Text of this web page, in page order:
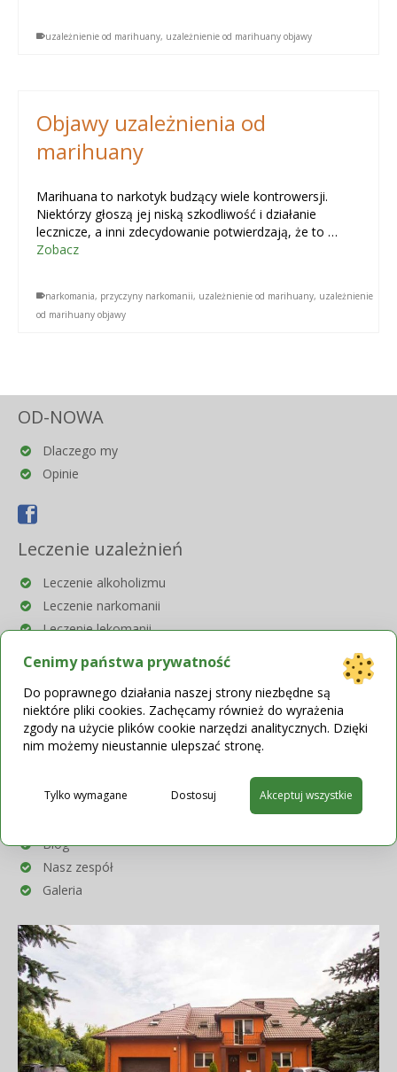
uzależnienie od marihuany, uzależnienie od marihuany objawy
Objawy uzależnienia od
marihuany
Marihuana to narkotyk budzący wiele kontrowersji.
Niektórzy głoszą jej niską szkodliwość i działanie
lecznicze, a inni zdecydowanie potwierdzają, że to …
Zobacz
narkomania, przyczyny narkomanii, uzależnienie od marihuany, uzależnienie
od marihuany objawy
OD-NOWA
Dlaczego my
Opinie
Leczenie uzależnień
Leczenie alkoholizmu
Leczenie narkomanii
Leczenie lekomanii
Leczenie na raty
Blog
Nasz zespół
Galeria
Cenimy państwa prywatność
Do poprawnego działania naszej strony niezbędne są
niektóre pliki cookies. Zachęcamy również do wyrażenia
zgody na użycie plików cookie narzędzi analitycznych. Dzięki
nim możemy nieustannie ulepszać stronę.
Dostosuj
Tylko wymagane Akceptuj wszystkie